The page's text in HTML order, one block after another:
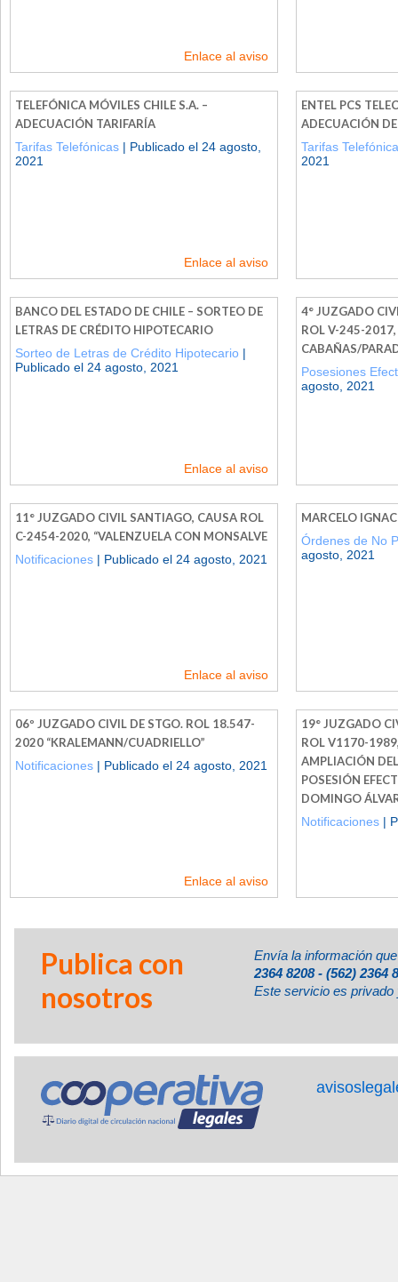
Enlace al aviso
TELEFÓNICA MÓVILES CHILE S.A. –
ADECUACIÓN TARIFARÍA
Tarifas Telefónicas | Publicado el 24 agosto,
2021
Enlace al aviso
ENTEL PCS
ADECUACIÓN
Tarifas
2021
BANCO DEL ESTADO DE CHILE – SORTEO DE
LETRAS DE CRÉDITO HIPOTECARIO
Sorteo de Letras de Crédito Hipotecario |
Publicado el 24 agosto, 2021
Enlace al aviso
4° JUZGADO
ROL V-245-
CABAÑAS/
Posesiones
agosto, 2021
11° JUZGADO CIVIL SANTIAGO, CAUSA ROL
C-2454-2020, “VALENZUELA CON MONSALVE
Notificaciones | Publicado el 24 agosto, 2021
Enlace al aviso
MARCELO
Órdenes de No
agosto, 2021
06º JUZGADO CIVIL DE STGO. ROL 18.547-
2020 “KRALEMANN/CUADRIELLO”
Notificaciones | Publicado el 24 agosto, 2021
Enlace al aviso
19° JUZGADO
ROL V1170-
AMPLIACIÓN
POSESIÓN
DOMINGO
Notificaciones |
Publica con
nosotros
Envía la información
2364 8208 - (562) 2364
Este servicio es privado